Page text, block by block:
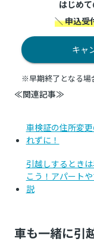
はじめ
＼ 申込
キャ
※早期終了となる場
≪関連記事≫
車検証の住所変
れずに！
引越しするとき
こう！アパート
説
車も一緒に引